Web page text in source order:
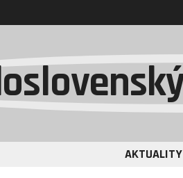
AKTUALITY